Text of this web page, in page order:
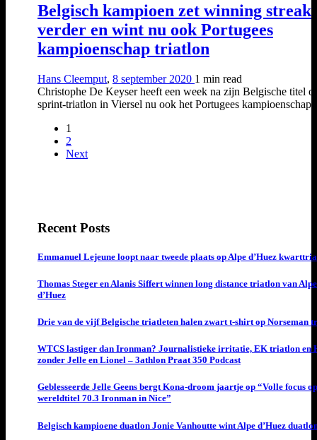
Belgisch kampioen zet winning streak
verder en wint nu ook Portugees
kampioenschap triatlon
Hans Cleemput, 8 september 2020 1 min read
Christophe De Keyser heeft een week na zijn Belgische titel
sprint-triatlon in Viersel nu ook het Portugees
1
2
Next
Recent Posts
Emmanuel Lejeune loopt naar tweede plaats op Alpe d’Huez
Thomas Steger en Alanis Siffert winnen long distance triatlon van Alpe
d’Huez
Drie van de vijf Belgische triatleten halen zwart t-shirt op Norseman
WTCS lastiger dan Ironman? Journalistieke irritatie, EK triatlon en
zonder Jelle en Lionel – 3athlon Praat 350 Podcast
Geblesseerde Jelle Geens bergt Kona-droom jaartje op “Volle focus
wereldtitel 70.3 Ironman in Nice”
Belgisch kampioene duatlon Jonie Vanhoutte wint Alpe d’Huez